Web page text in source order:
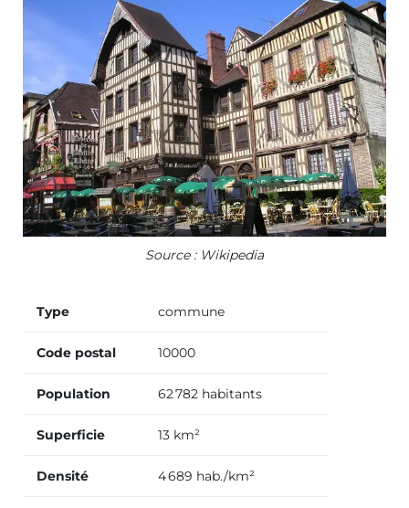
Source : Wikipedia
Type commune
Code postal 10000
Population 62 782 habitants
Superficie 13 km²
Densité 4 689 hab./km²